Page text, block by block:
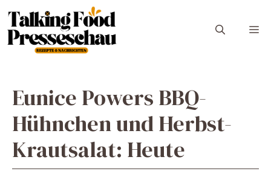
Inhalt
springen
Eunice Powers BBQ-
Hühnchen und Herbst-
Krautsalat: Heute